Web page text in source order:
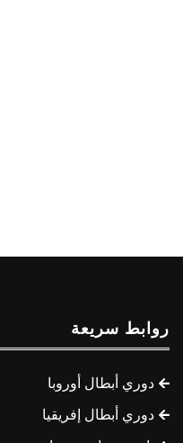
روابط سريعة
دوري أبطال أوروبا
دوري أبطال إفريقيا